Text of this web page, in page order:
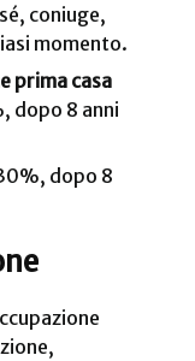
coniuge,
momento.
prima casa
dopo 8 anni
dopo 8